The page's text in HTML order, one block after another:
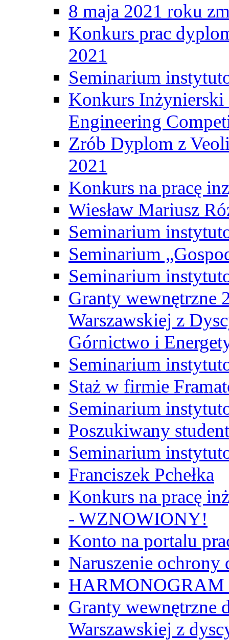
8 maja 2021 roku
Konkurs prac
2021
Seminarium
Konkurs
Engineering
Zrób Dyplom z
2021
Konkurs na pracę
Wiesław Mariusz
Seminarium
Seminarium
Seminarium
Granty wewnętrzne
Warszawskiej z
Górnictwo i
Seminarium
Staż w firmie
Seminarium
Poszukiwany
Seminarium
Franciszek Pchełka
Konkurs na pracę
- WZNOWIONY!
Konto na portalu
Naruszenie ochrony
Granty wewnętrzne
Warszawskiej z